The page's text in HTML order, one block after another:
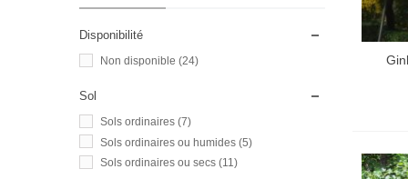
Disponibilité
Non disponible (24)
Sol
Sols ordinaires (7)
Sols ordinaires ou humides (5)
Sols ordinaires ou secs (11)